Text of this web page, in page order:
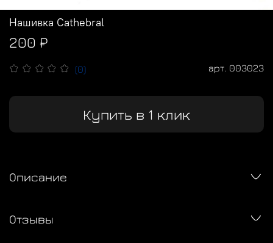
(0) арт. 003023
Нашивка Cathebral
200 ₽
Купить в 1 клик
Описание
Отзывы